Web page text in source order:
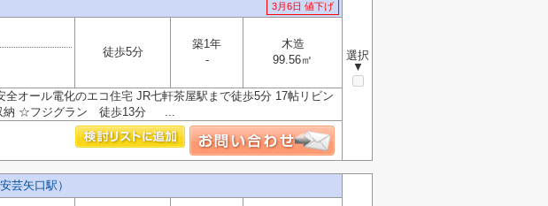
3月6日 値下げ
選択
▼
徒歩5分
築1年
-
木造
99.56㎡
オール電化のエコ住宅 JR七軒茶屋駅まで徒歩5分 17帖リビン
収納 ☆フジグラン 徒歩13分 ...
芸矢口駅）